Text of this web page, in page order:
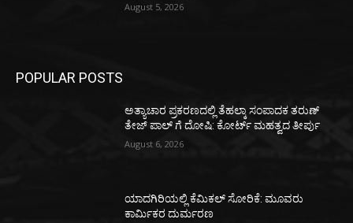
August 5, 2026
POPULAR POSTS
ಅತ್ಯಾಚಾರ ಪ್ರಕರಣದಲ್ಲಿ ತೆಹಲ್ಕಾ ಸಂಪಾದಕ ತರುಣ್‌
ತೇಜ್‌ ಪಾಲ್‌ ಗೆ ದೋಷಿ: ಕೋರ್ಟ್‌ ಮಹತ್ವದ ತೀರ್ಪು
August 6, 2026
ಯಾದಗಿರಿಯಲ್ಲಿ ಕೆಮಿಕಲ್ ಸೋರಿಕೆ: ಮೂವರು
ಕಾರ್ಮಿಕರ ದುರ್ಮರಣ